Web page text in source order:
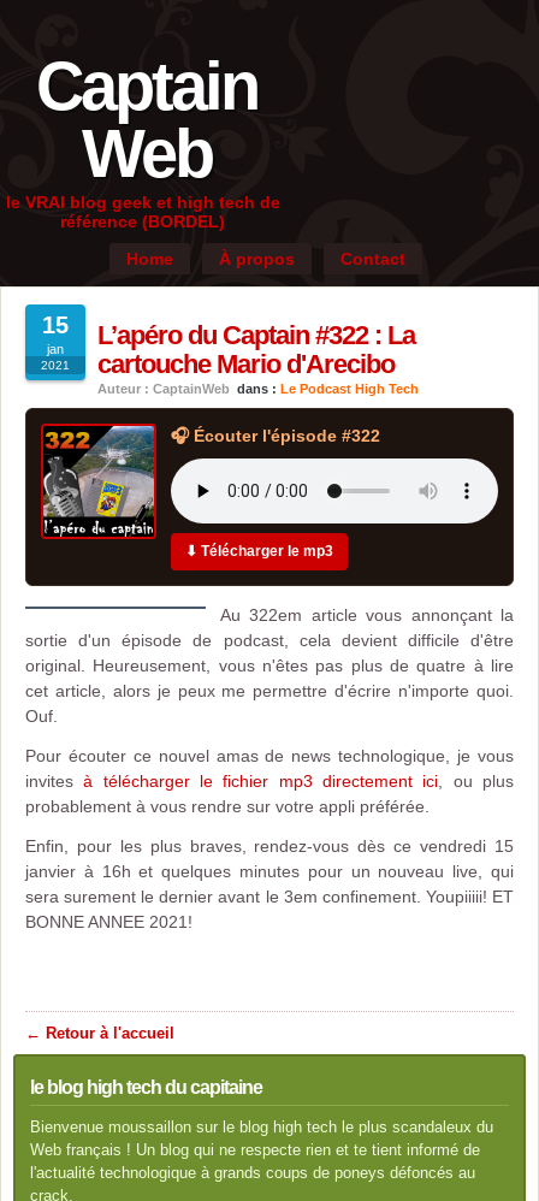
Captain
Web
le VRAI blog geek et high tech de
référence (BORDEL)
Home
À propos Contact
15
jan
2021
L’apéro du Captain #322 : La
cartouche Mario d'Arecibo
Auteur : CaptainWeb dans : Le Podcast High Tech
🎧 Écouter l'épisode #322
⬇ Télécharger le mp3
Au 322em article vous annonçant la
sortie d'un épisode de podcast, cela devient difficile d'être
original. Heureusement, vous n'êtes pas plus de quatre à lire
cet article, alors je peux me permettre d'écrire n'importe quoi.
Ouf.
Pour écouter ce nouvel amas de news technologique, je vous
invitesà télécharger le fichier mp3 directement ici , ou plus
probablement à vous rendre sur votre appli préférée.
Enfin, pour les plus braves, rendez-vous dès ce vendredi 15
janvier à 16h et quelques minutes pour un nouveau live, qui
sera surement le dernier avant le 3em confinement. Youpiiiii! ET
BONNE ANNEE 2021!
← Retour à l'accueil
le blog high tech du capitaine
Bienvenue moussaillon sur le blog high tech le plus scandaleux du
Web français ! Un blog qui ne respecte rien et te tient informé de
l'actualité technologique à grands coups de poneys défoncés au
crack.